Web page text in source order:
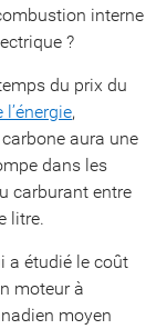
interne
?
du prix du
,
aura une
dans les
carburant entre
litre.
a étudié le coût
moteur à
moyen